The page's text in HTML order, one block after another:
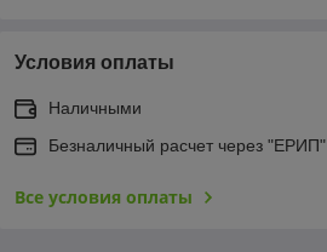
Условия оплаты
Наличными
Безналичный расчет через "ЕРИП"
Все условия оплаты